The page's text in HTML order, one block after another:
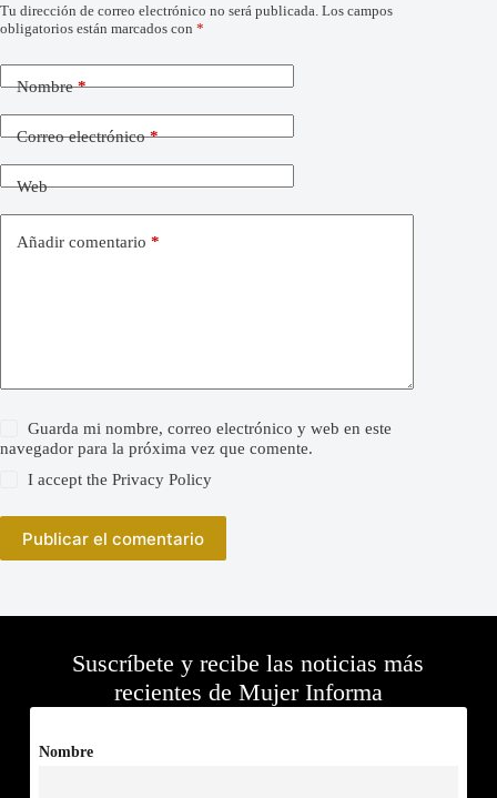
Tu dirección de correo electrónico no será publicada. Los campos
obligatorios están marcados con *
Nombre*
Correo electrónico*
Web
Añadir comentario *
Guarda mi nombre, correo electrónico y web en este
navegador para la próxima vez que comente.
I accept thePrivacy Policy
Publicar el comentario
Suscríbete y recibe las noticias más
recientes de Mujer Informa
Nombre